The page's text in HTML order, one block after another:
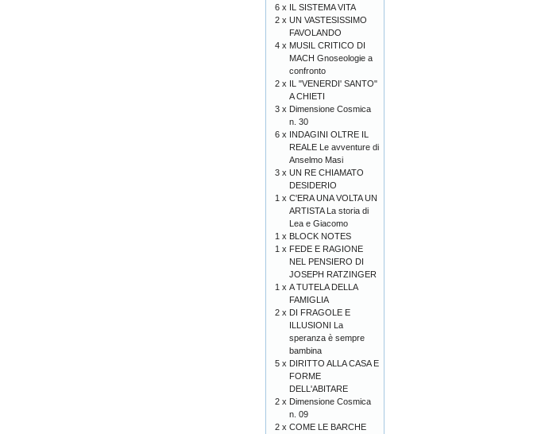
6 x IL SISTEMA VITA
2 x UN VASTESISSIMO
FAVOLANDO
4 x MUSIL CRITICO DI
MACH Gnoseologie a
confronto
2 x IL "VENERDI' SANTO"
A CHIETI
3 x Dimensione Cosmica
n. 30
6 x INDAGINI OLTRE IL
REALE Le avventure di
Anselmo Masi
3 x UN RE CHIAMATO
DESIDERIO
1 x C'ERA UNA VOLTA UN
ARTISTA La storia di
Lea e Giacomo
1 x BLOCK NOTES
1 x FEDE E RAGIONE
NEL PENSIERO DI
JOSEPH RATZINGER
1 x A TUTELA DELLA
FAMIGLIA
2 x DI FRAGOLE E
ILLUSIONI La
speranza è sempre
bambina
5 x DIRITTO ALLA CASA E
FORME
DELL'ABITARE
2 x Dimensione Cosmica
n. 09
2 x COME LE BARCHE